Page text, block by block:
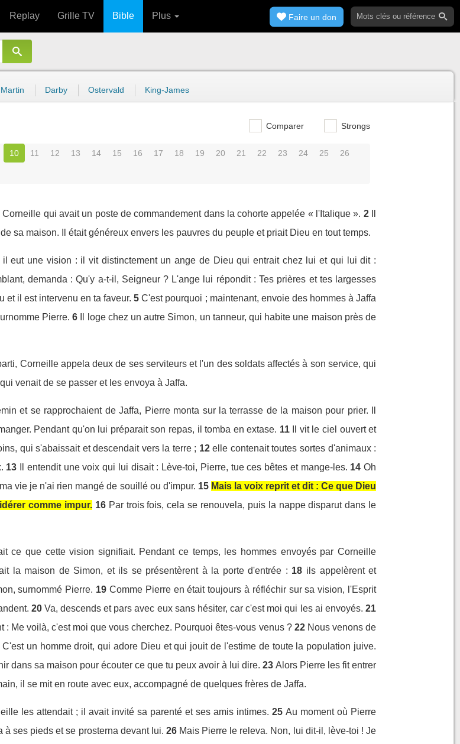
Replay Grille TV Bible Plus Faire un don
Martin Darby Ostervald King-James
Comparer Strongs
10 11 12 13 14 15 16 17 18 19 20 21 22 23 24 25 26
qui avait un poste de commandement dans la cohorte appelée « l'Italique ». 2
sa maison. Il était généreux envers les pauvres du peuple et priait Dieu en tout temps.
il eut une vision : il vit distinctement un ange de Dieu qui entrait chez lui et qui lui dit :
demanda : Qu'y a-t-il, Seigneur ? L'ange lui répondit : Tes prières et tes largesses
et il est intervenu en ta faveur. 5 C'est pourquoi ; maintenant, envoie des hommes à Jaffa
Pierre. 6
Il loge chez un autre Simon, un tanneur, qui habite une maison près de
Corneille appela deux de ses serviteurs et l'un des soldats affectés à son service, qui
qui venait de se passer et les envoya à Jaffa.
et se rapprochaient de Jaffa, Pierre monta sur la terrasse de la maison pour prier. Il
Pendant qu'on lui préparait son repas, il tomba en extase. 11
Il vit le ciel ouvert et
qui s'abaissait et descendait vers la terre ; 12 elle contenait toutes sortes d'animaux :
13 Il entendit une voix qui lui disait : Lève-toi, Pierre, tue ces bêtes et mange-les. 14 Oh
vie je n'ai rien mangé de souillé ou d'impur. 15 Mais la voix reprit et dit : Ce que Dieu
comme impur. 16 Par trois fois, cela se renouvela, puis la nappe disparut dans le
ce que cette vision signifiait. Pendant ce temps, les hommes envoyés par Corneille
la maison de Simon, et ils se présentèrent à la porte d'entrée : 18 ils appelèrent et
surnommé Pierre. 19 Comme Pierre en était toujours à réfléchir sur sa vision, l'Esprit
20 Va, descends et pars avec eux sans hésiter, car c'est moi qui les ai envoyés. 21
Me voilà, c'est moi que vous cherchez. Pourquoi êtes-vous venus ? 22 Nous venons de
un homme droit, qui adore Dieu et qui jouit de l'estime de toute la population juive.
dans sa maison pour écouter ce que tu peux avoir à lui dire. 23 Alors Pierre les fit entrer
il se mit en route avec eux, accompagné de quelques frères de Jaffa.
les attendait ; il avait invité sa parenté et ses amis intimes. 25 Au moment où Pierre
ses pieds et se prosterna devant lui. 26 Mais Pierre le releva. Non, lui dit-il, lève-toi ! Je